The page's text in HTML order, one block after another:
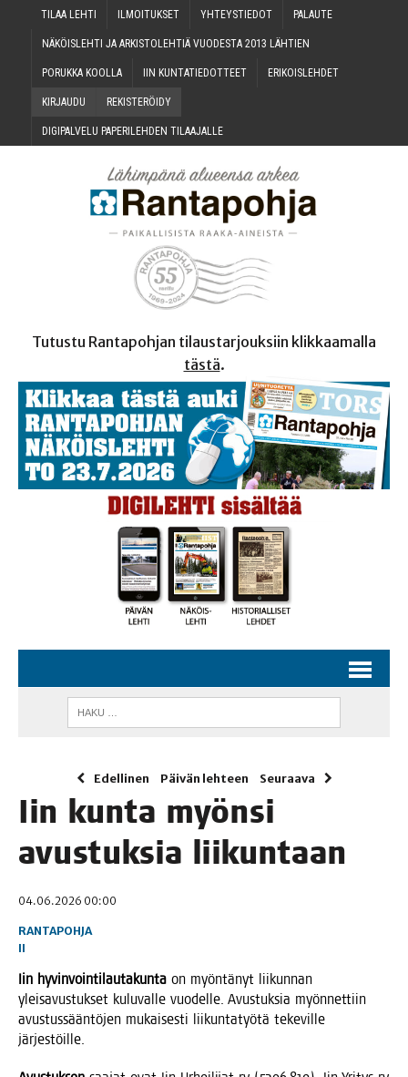
TILAA LEH­TI ILMOI­TUK­SET YHTEYS­TIE­DOT PALAU­TE
NÄKÖIS­LEH­TI JA ARKIS­TO­LEH­TIÄ VUO­DES­TA 2013 LÄHTIEN
PORUK­KA KOOLLA IIN KUN­TA­TIE­DOT­TEET ERI­KOIS­LEH­DET
KIR­JAU­DU REKIS­TE­RÖI­DY
DIGI­PAL­VE­LU PAPE­RI­LEH­DEN TILAAJALLE
Tutustu Rantapohjan tilaustarjouksiin klikkaamalla
tästä.
Edellinen Päivän lehteen Seuraava
Iin kun­ta myön­si
avus­tuk­sia liikuntaan
04.06.2026 00:00
RANTAPOHJA
II
Iin hyvin­voin­ti­lau­ta­kun­ta on myön­tä­nyt lii­kun­nan
ylei­sa­vus­tuk­set kulu­val­le vuo­del­le. Avus­tuk­sia myön­net­tiin
avus­tus­sään­tö­jen mukai­ses­ti lii­kun­ta­työ­tä teke­vil­le
järjestöille.